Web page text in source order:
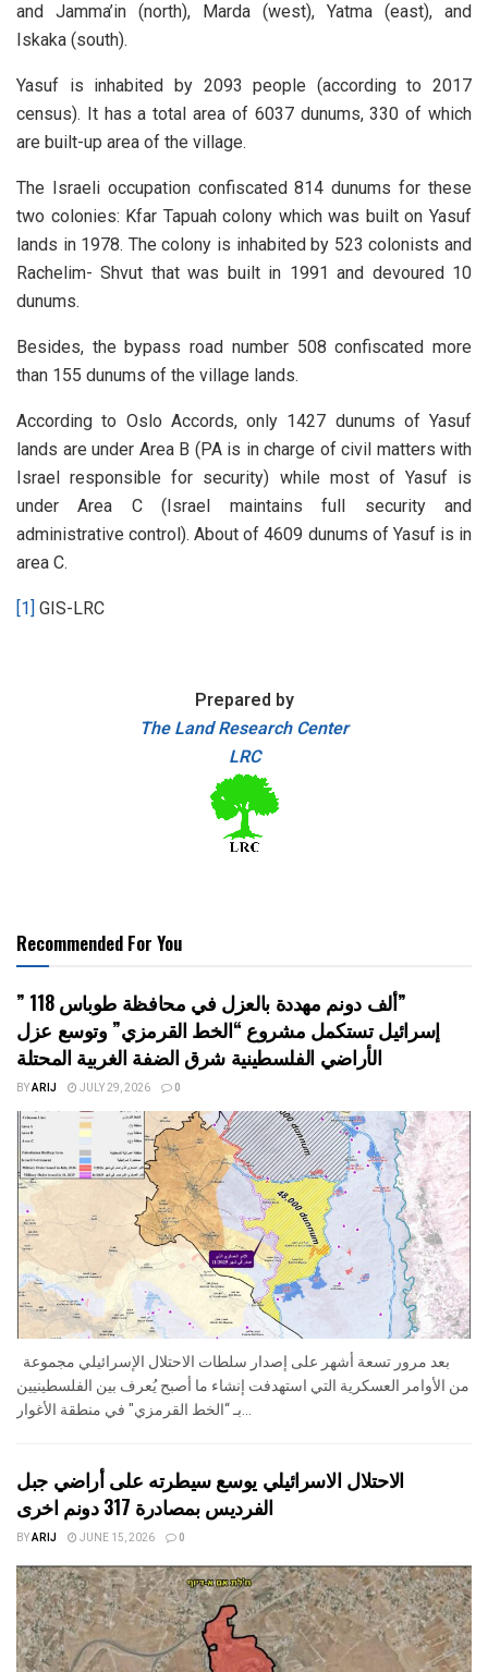
and Jamma’in (north), Marda (west), Yatma (east), and
Iskaka (south).
Yasuf is inhabited by 2093 people (according to 2017
census). It has a total area of 6037 dunums, 330 of which
are built-up area of the village.
The Israeli occupation confiscated 814 dunums for these
two colonies: Kfar Tapuah colony which was built on Yasuf
lands in 1978. The colony is inhabited by 523 colonists and
Rachelim- Shvut that was built in 1991 and devoured 10
dunums.
Besides, the bypass road number 508 confiscated more
than 155 dunums of the village lands.
According to Oslo Accords, only 1427 dunums of Yasuf
lands are under Area B (PA is in charge of civil matters with
Israel responsible for security) while most of Yasuf is
under Area C (Israel maintains full security and
administrative control). About of 4609 dunums of Yasuf is in
area C.
[1] GIS-LRC
Prepared by
The Land Research Center
LRC
Recommended For You
” 118 ألف دونم مهددة بالعزل في محافظة طوباس”
إسرائيل تستكمل مشروع “الخط القرمزي” وتوسع عزل
الأراضي الفلسطينية شرق الضفة الغربية المحتلة
BYARIJ JULY 29, 2026 0
من الأوامر العسكرية التي استهدفت إنشاء ما أصبح يُعرف بين الفلسطينيين
بـ “الخط القرمزي" في منطقة الأغوار...
الاحتلال الاسرائيلي يوسع سيطرته على أراضي جبل
الفرديس بمصادرة 317 دونم اخرى
BYARIJ JUNE 15, 2026 0